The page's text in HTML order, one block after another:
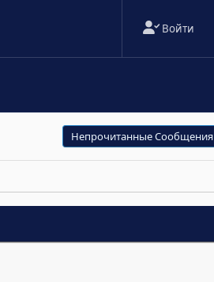
Войти
Непрочитанные Сообщения